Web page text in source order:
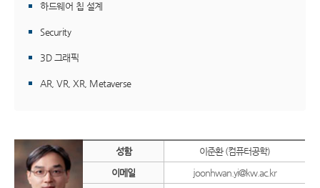
하드웨어 칩 설계
Security
3D 그래픽
AR, VR, XR, Metaverse
성함
이준환 (컴퓨터공학)
이메일
joonhwan.yi@kw.ac.kr